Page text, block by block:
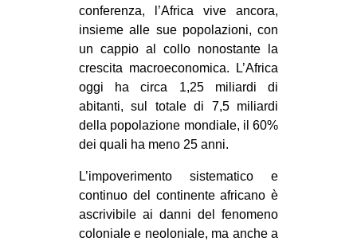
conferenza, l’Africa vive ancora,
insieme alle sue popolazioni, con
un cappio al collo nonostante la
crescita macroeconomica. L’Africa
oggi ha circa 1,25 miliardi di
abitanti, sul totale di 7,5 miliardi
della popolazione mondiale, il 60%
dei quali ha meno 25 anni.
L’impoverimento sistematico e
continuo del continente africano è
ascrivibile ai danni del fenomeno
coloniale e neoloniale, ma anche a